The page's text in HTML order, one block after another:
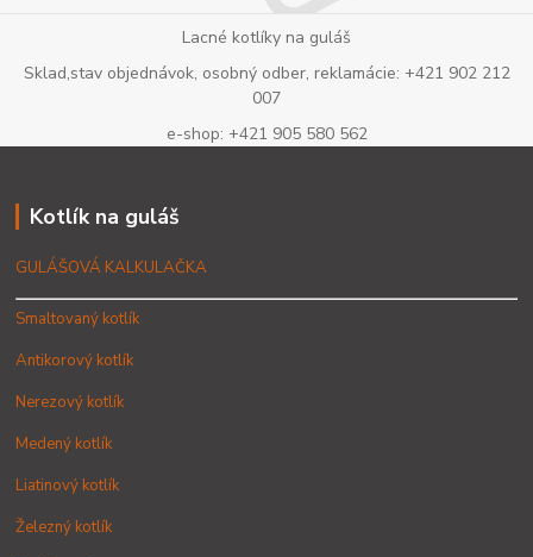
Lacné kotlíky na guláš
Sklad,stav objednávok, osobný odber, reklamácie: +421 902 212
007
e-shop: +421 905 580 562
Kotlík na guláš
GULÁŠOVÁ KALKULAČKA
Smaltovaný kotlík
Antikorový kotlík
Nerezový kotlík
Medený kotlík
Liatinový kotlík
Železný kotlík